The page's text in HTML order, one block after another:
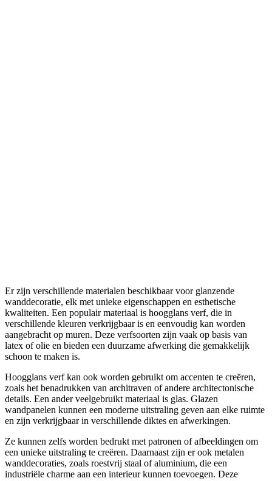
Er zijn verschillende materialen beschikbaar voor glanzende
wanddecoratie, elk met unieke eigenschappen en esthetische
kwaliteiten. Een populair materiaal is hoogglans verf, die in
verschillende kleuren verkrijgbaar is en eenvoudig kan worden
aangebracht op muren. Deze verfsoorten zijn vaak op basis van
latex of olie en bieden een duurzame afwerking die gemakkelijk
schoon te maken is.
Hoogglans verf kan ook worden gebruikt om accenten te creëren,
zoals het benadrukken van architraven of andere architectonische
details. Een ander veelgebruikt materiaal is glas. Glazen
wandpanelen kunnen een moderne uitstraling geven aan elke ruimte
en zijn verkrijgbaar in verschillende diktes en afwerkingen.
Ze kunnen zelfs worden bedrukt met patronen of afbeeldingen om
een unieke uitstraling te creëren. Daarnaast zijn er ook metalen
wanddecoraties, zoals roestvrij staal of aluminium, die een
industriële charme aan een interieur kunnen toevoegen. Deze